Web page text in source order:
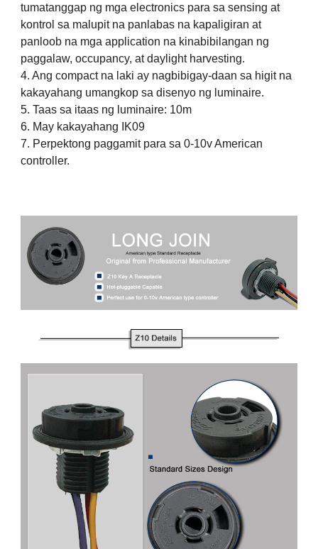
tumatanggap ng mga electronics para sa sensing at
kontrol sa malupit na panlabas na kapaligiran at
panloob na mga application na kinabibilangan ng
paggalaw, occupancy, at daylight harvesting.
4. Ang compact na laki ay nagbibigay-daan sa higit na
kakayahang umangkop sa disenyo ng luminaire.
5. Taas sa itaas ng luminaire: 10m
6. May kakayahang IK09
7. Perpektong paggamit para sa 0-10v American
controller.